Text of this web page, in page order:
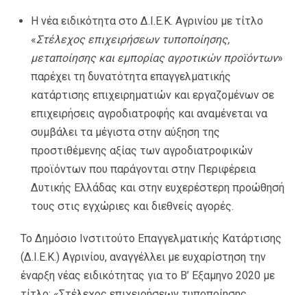
Η νέα ειδικότητα στο Δ.Ι.Ε.Κ. Αγρινίου με τίτλο
«Στέλεχος επιχειρήσεων τυποποίησης,
μεταποίησης και εμπορίας αγροτικών προϊόντων»
παρέχει τη δυνατότητα επαγγελματικής
κατάρτισης επιχειρηματιών και εργαζομένων σε
επιχειρήσεις αγροδιατροφής και αναμένεται να
συμβάλει τα μέγιστα στην αύξηση της
προστιθέμενης αξίας των αγροδιατροφικών
προϊόντων που παράγονται στην Περιφέρεια
Δυτικής Ελλάδας και στην ευχερέστερη προώθησή
τους στις εγχώριες και διεθνείς αγορές.
Το Δημόσιο Ινστιτούτο Επαγγελματικής Κατάρτισης
(Δ.Ι.Ε.Κ.) Αγρινίου, αναγγέλλει με ευχαρίστηση την
έναρξη νέας ειδικότητας για το Β’ Εξαμηνο 2020 με